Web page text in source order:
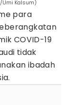
Umi Kalsum)
para
COVID-19
tidak
ibadah